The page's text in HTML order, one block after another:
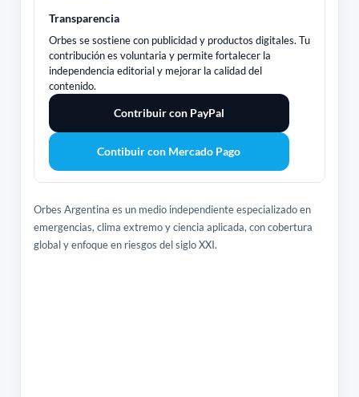
Transparencia
Orbes se sostiene con publicidad y productos digitales. Tu
contribución es voluntaria y permite fortalecer la
independencia editorial y mejorar la calidad del
contenido.
Contribuir con PayPal
Contibuir con Mercado Pago
Orbes Argentina es un medio independiente especializado en
emergencias, clima extremo y ciencia aplicada, con cobertura
global y enfoque en riesgos del siglo XXI.